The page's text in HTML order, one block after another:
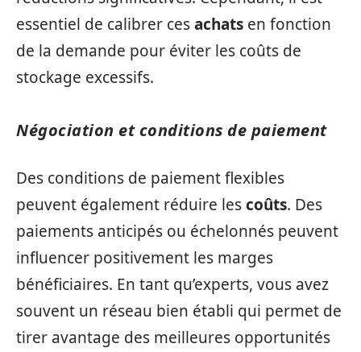
essentiel de calibrer cesachats en fonction
de la demande pour éviter les coûts de
stockage excessifs.
Négociation et conditions de paiement
Des conditions de paiement flexibles
peuvent également réduire lescoûts. Des
paiements anticipés ou échelonnés peuvent
influencer positivement les marges
bénéficiaires. En tant qu’experts, vous avez
souvent un réseau bien établi qui permet de
tirer avantage des meilleures opportunités